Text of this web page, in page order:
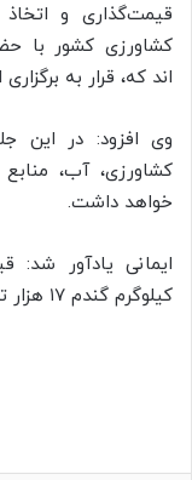
قیمت‌گذاری و
کشاورزی کشور با
اند که، قرار به برگزاری این
وی افزود: در این
کشاورزی، آب،
خواهد داشت.
ایمانی یادآور شد:
کیلوگرم گندم ۱۷ هزار تومان بوده است.